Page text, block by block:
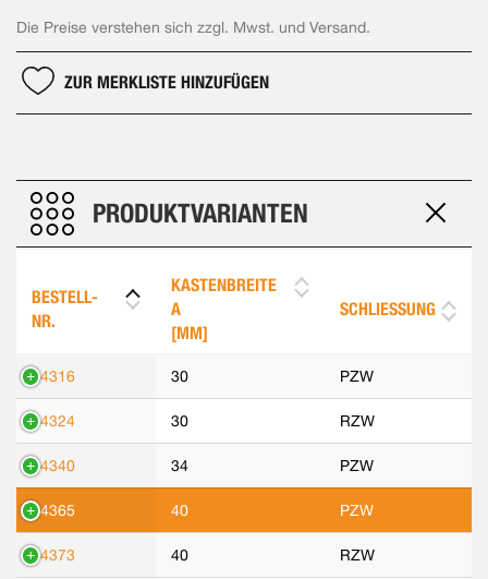
Die Preise verstehen sich zzgl. Mwst. und Versand.
ZUR MERKLISTE HINZUFÜGEN
PRODUKTVARIANTEN
BESTELL-
NR.
KASTENBREITE
A
[MM]
SCHLIESSUNG
14316 30 PZW
14324 30 RZW
14340 34 PZW
14365 40 PZW
14373 40 RZW